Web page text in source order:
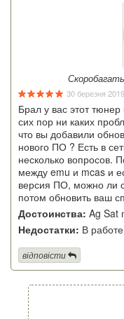
30 березня
Брал у вас этот
сих пор ни каких
что вы добавили
нового ПО ? Есть в
несколько вопросов.
между emu и mcas и
версия ПО, можно ли
потом обновить ваш
Достоинства: Ag Sat
Недостатки: В
відповісти